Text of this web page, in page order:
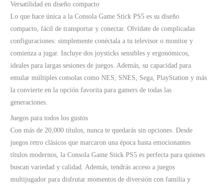
Versatilidad en diseño compacto
Lo que hace única a la Consola Game Stick PS5 es su diseño
compacto, fácil de transportar y conectar. Olvídate de complicadas
configuraciones: simplemente conéctala a tu televisor o monitor y
comienza a jugar. Incluye dos joysticks sensibles y ergonómicos,
ideales para largas sesiones de juegos. Además, su capacidad para
emular múltiples consolas como NES, SNES, Sega, PlayStation y más
la convierte en la opción favorita para gamers de todas las
generaciones.
Juegos para todos los gustos
Con más de 20,000 títulos, nunca te quedarás sin opciones. Desde
juegos retro clásicos que marcaron una época hasta emocionantes
títulos modernos, la Consola Game Stick PS5 es perfecta para quienes
buscan variedad y calidad. Además, tendrás acceso a juegos
multijugador para disfrutar momentos de diversión con familia y